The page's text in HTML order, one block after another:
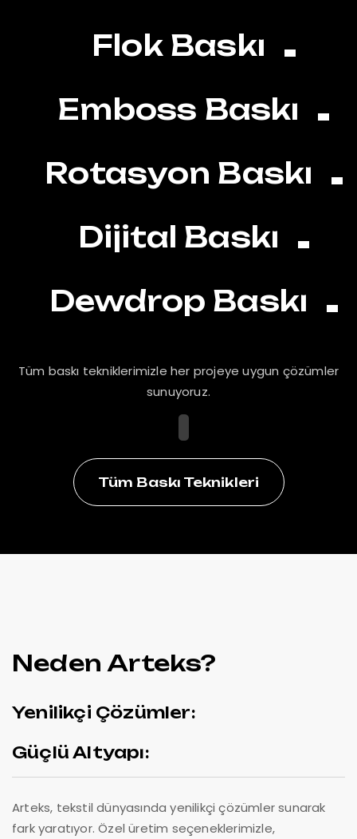
Flok Baskı
Emboss Baskı
Rotasyon Baskı
Dijital Baskı
Dewdrop Baskı
Tüm baskı tekniklerimizle her projeye uygun çözümler
sunuyoruz.
Tüm Baskı Teknikleri
Neden Arteks?
Yenilikçi Çözümler:
Güçlü Altyapı:
Arteks, tekstil dünyasında yenilikçi çözümler sunarak
fark yaratıyor. Özel üretim seçeneklerimizle,